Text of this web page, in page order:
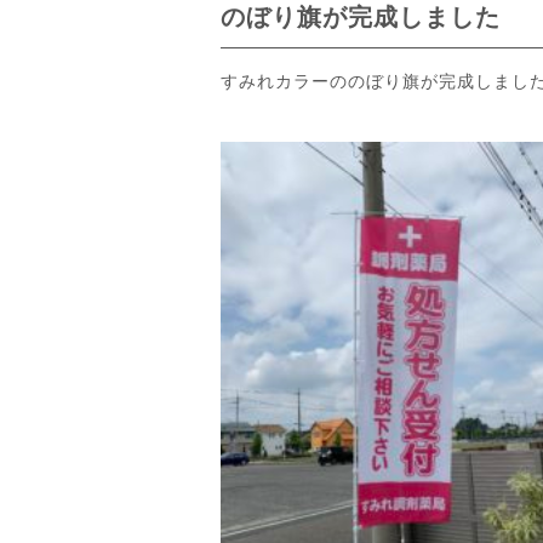
のぼり旗が完成しました
すみれカラーののぼり旗が完成しまし